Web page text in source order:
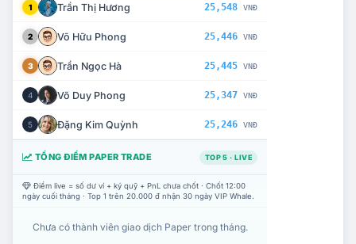
1 Trần Thị Hương 25,548 VNĐ
2 Võ Hữu Phong 25,446 VNĐ
3 Trần Ngọc Hà 25,445 VNĐ
4 Võ Duy Phong 25,347 VNĐ
5 Đặng Kim Quỳnh 25,246 VNĐ
TỔNG ĐIỂM PAPER TRADE TOP 5 · LIVE
Điểm live = số dư ví + ký quỹ + PnL chưa chốt · Chốt 12:00
ngày cuối tháng · Top 1 trên 20.000 đ nhận 30 ngày VIP Whale.
Chưa có thành viên giao dịch Paper trong tháng.